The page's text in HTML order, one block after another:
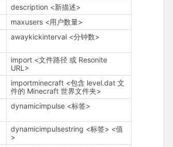
description <新描述>
maxusers <用户数量>
awaykickinterval <分钟数>
import <文件路径 或 Resonite
URL>
importminecraft <包含 level.dat 文
件的 Minecraft 世界文件夹>
dynamicimpulse <标签>
dynamicimpulsestring <标签> <值
>